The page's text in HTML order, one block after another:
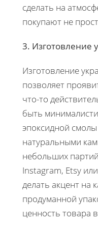
сделать на
покупают не
3. Изготовление
Изготовление
позволяет
что-то
быть
эпоксидной
натуральными
небольших
Instagram, Etsy
делать акцент на
продуманной
ценность товара